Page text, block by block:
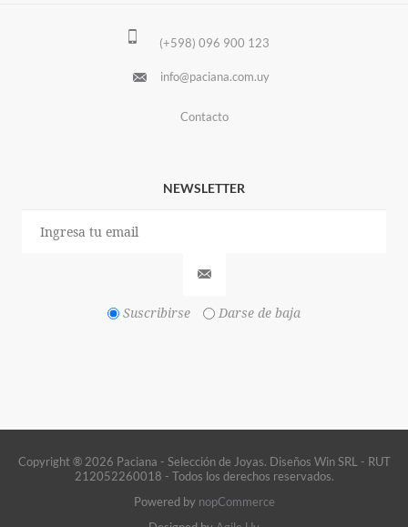
(+598) 096 900 123
info@paciana.com.uy
Contacto
NEWSLETTER
Suscribirse Darse de baja
Copyright ® 2026 Paciana - Selección de Joyas. Diseños Win SRL - RUT
212052260018 - Todos los derechos reservados.
Powered by nopCommerce